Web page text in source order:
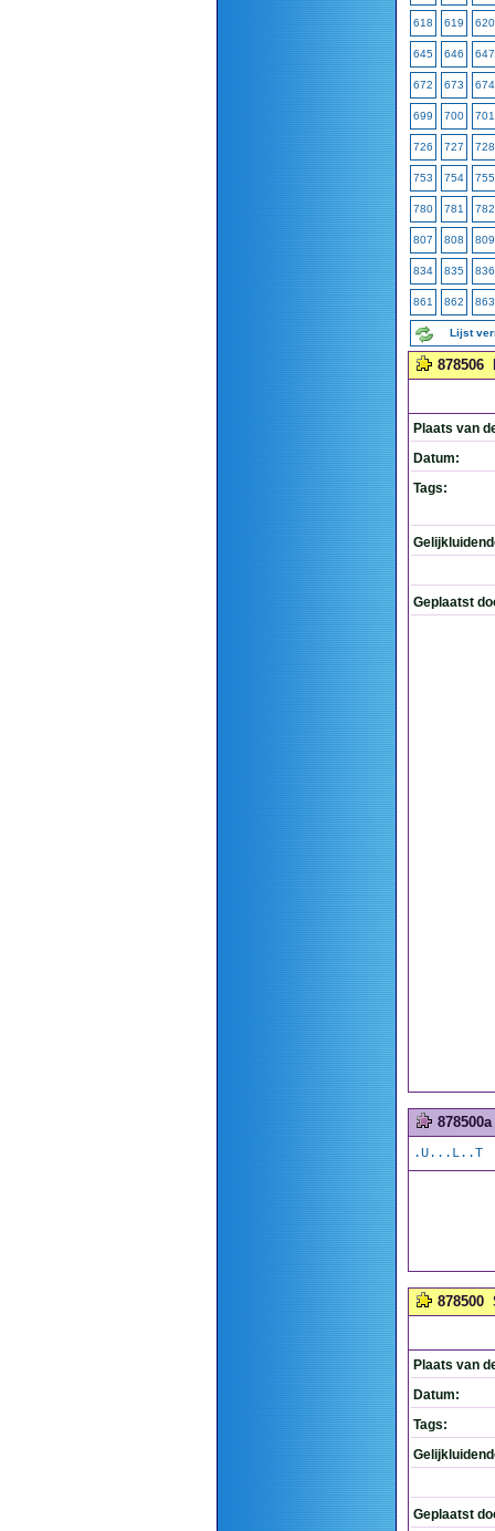
618 619 620
645 646 647
672 673 674
699 700 701
726 727 728
753 754 755
780 781 782
807 808 809
834 835 836
861 862 863
Lijst
878506
Plaats van
Datum:
Tags:
Geplaatst
878500a
.U...L..T
878500
Plaats van
Datum:
Tags:
Geplaatst